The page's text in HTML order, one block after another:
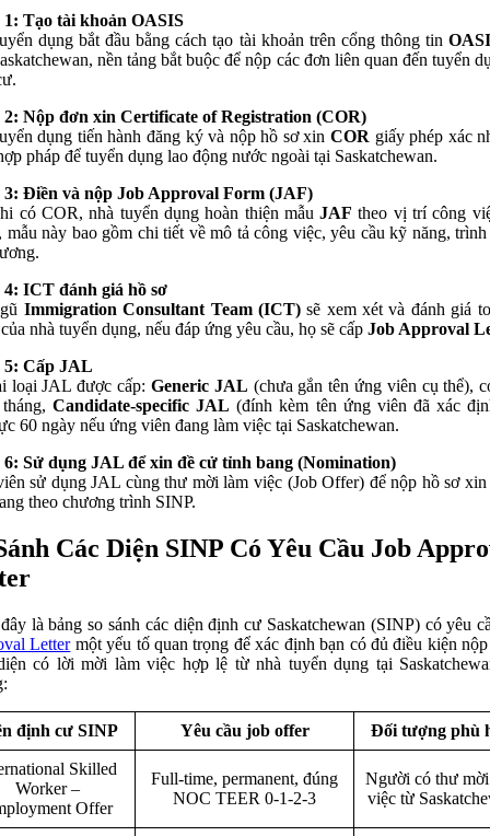
Tạo tài khoản OASIS
dụng bắt đầu bằng cách tạo tài khoản trên cổng thông tin
nền tảng bắt buộc để nộp các đơn liên quan đến tuyển
Nộp đơn xin Certificate of Registration (COR)
dụng tiến hành đăng ký và nộp hồ sơ xinCOR giấy phép xác
pháp để tuyển dụng lao động nước ngoài tại Saskatchewan.
3: Điền và nộp Job Approval Form (JAF)
có COR, nhà tuyển dụng hoàn thiện mẫuJAF theo vị trí công
mẫu này bao gồm chi tiết về mô tả công việc, yêu cầu kỹ năng,
ICT đánh giá hồ sơ
Immigration Consultant Team (ICT)sẽ xem xét và đánh giá
nhà tuyển dụng, nếu đáp ứng yêu cầu, họ sẽ cấp Job Approval
5: Cấp JAL
loại JAL được cấp: Generic JAL (chưa gắn tên ứng viên cụ thể),
Candidate-specific JAL (đính kèm tên ứng viên đã xác
60 ngày nếu ứng viên đang làm việc tại Saskatchewan.
Sử dụng JAL để xin đề cử tỉnh bang (Nomination)
sử dụng JAL cùng thư mời làm việc (Job Offer) để nộp hồ sơ xin
theo chương trình SINP.
Các Diện SINP Có Yêu Cầu Job
là bảng so sánh các diện định cư Saskatchewan (SINP) có yêu
Lettermột yếu tố quan trọng để xác định bạn có đủ điều kiện
có lời mời làm việc hợp lệ từ nhà tuyển dụng tại
định cư SINP Yêu cầu job offer Đối tượng phù
Skilled
Worker –
Offer
Full-time, permanent, đúng
NOC TEER 0-1-2-3
Người có thư
việc từ